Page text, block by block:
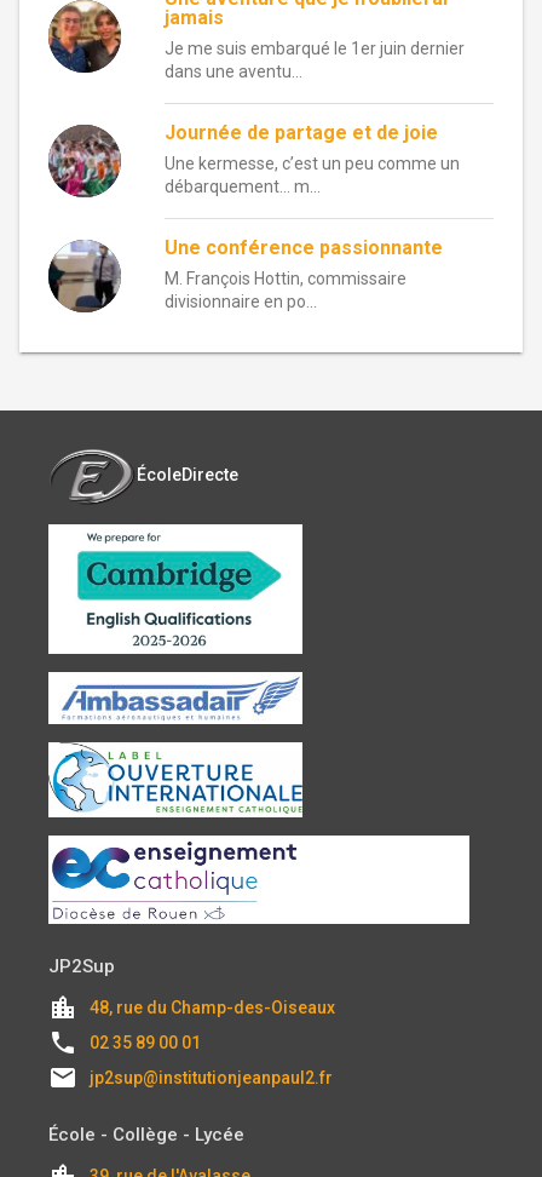
jamais
Je me suis embarqué le 1er juin dernier
dans une aventu...
Journée de partage et de joie
Une kermesse, c’est un peu comme un
débarquement… m...
Une conférence passionnante
M. François Hottin, commissaire
divisionnaire en po...
ÉcoleDirecte
JP2Sup
location_city 48, rue du Champ-des-Oiseaux
local_phone 02 35 89 00 01
email jp2sup@institutionjeanpaul2.fr
École - Collège - Lycée